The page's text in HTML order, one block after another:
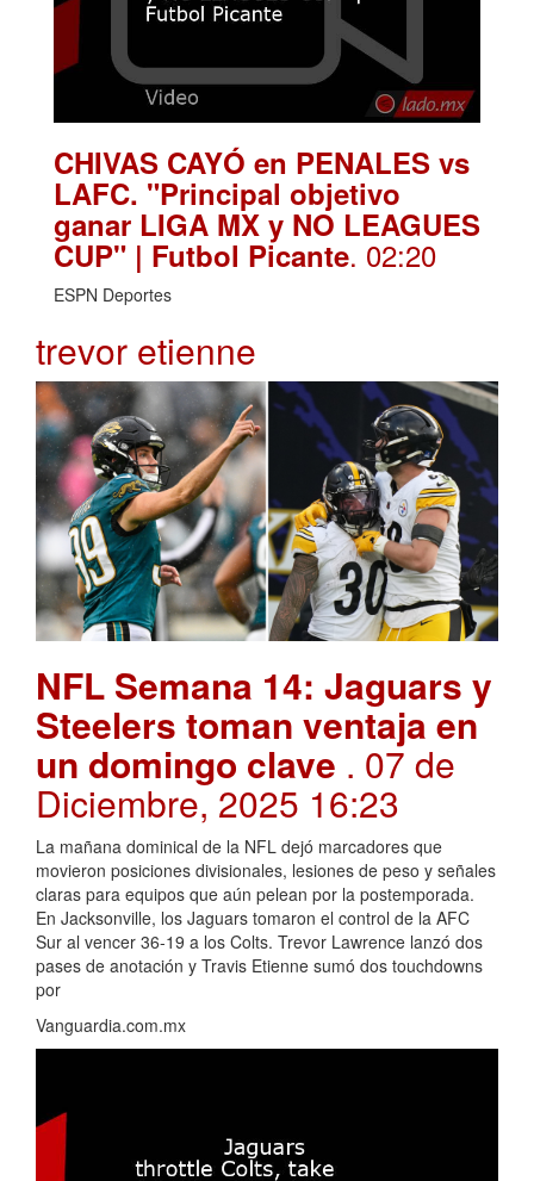
CHIVAS CAYÓ en PENALES vs
LAFC. "Principal objetivo
ganar LIGA MX y NO LEAGUES
CUP" | Futbol Picante. 02:20
ESPN Deportes
trevor etienne
NFL Semana 14: Jaguars y
Steelers toman ventaja en
un domingo clave . 07 de
Diciembre, 2025 16:23
La mañana dominical de la NFL dejó marcadores que
movieron posiciones divisionales, lesiones de peso y señales
claras para equipos que aún pelean por la postemporada.
En Jacksonville, los Jaguars tomaron el control de la AFC
Sur al vencer 36-19 a los Colts. Trevor Lawrence lanzó dos
pases de anotación y Travis Etienne sumó dos touchdowns
por
Vanguardia.com.mx